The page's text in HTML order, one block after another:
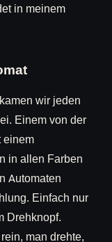
in meinem
wir jeden
Einem von der
einem
in allen Farben
Automaten
Einfach nur
Drehknopf.
man drehte,